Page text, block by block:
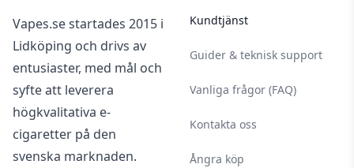
Vapes.se startades 2015 i
Lidköping och drivs av
entusiaster, med mål och
syfte att leverera
högkvalitativa e-
cigaretter på den
svenska marknaden.
Kundtjänst
Guider & teknisk support
Vanliga frågor (FAQ)
Kontakta oss
Ångra köp